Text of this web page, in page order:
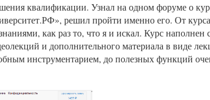
квалификации. Узнал на одном форуме о
решил пройти именно его. От
как раз то, что я и искал. Курс наполнен
и дополнительного материала в виде
инструментарием, до полезных функций